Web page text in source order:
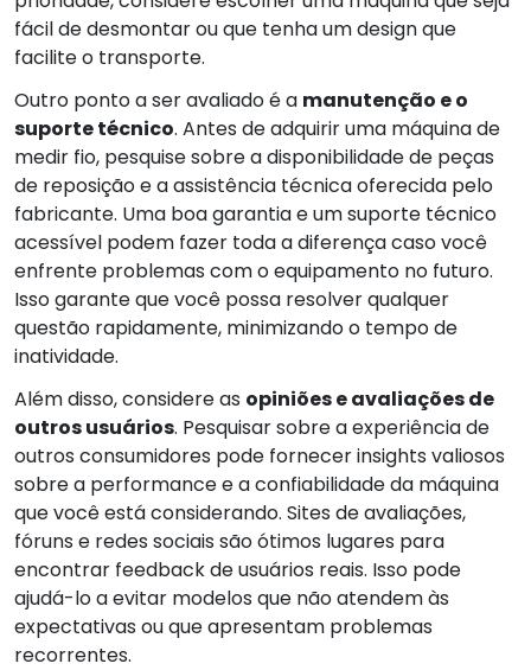
fácil de desmontar ou que tenha um design que
facilite o transporte.
Outro ponto a ser avaliado é a manutenção e o
suporte técnico. Antes de adquirir uma máquina de
medir fio, pesquise sobre a disponibilidade de peças
de reposição e a assistência técnica oferecida pelo
fabricante. Uma boa garantia e um suporte técnico
acessível podem fazer toda a diferença caso você
enfrente problemas com o equipamento no futuro.
Isso garante que você possa resolver qualquer
questão rapidamente, minimizando o tempo de
inatividade.
Além disso, considere as opiniões e avaliações de
outros usuários. Pesquisar sobre a experiência de
outros consumidores pode fornecer insights valiosos
sobre a performance e a confiabilidade da máquina
que você está considerando. Sites de avaliações,
fóruns e redes sociais são ótimos lugares para
encontrar feedback de usuários reais. Isso pode
ajudá-lo a evitar modelos que não atendem às
expectativas ou que apresentam problemas
recorrentes.